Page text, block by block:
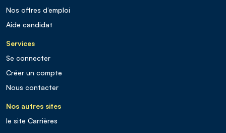
Nos offres d’emploi
Aide candidat
Services
Se connecter
Créer un compte
Nous contacter
Nos autres sites
le site Carrières